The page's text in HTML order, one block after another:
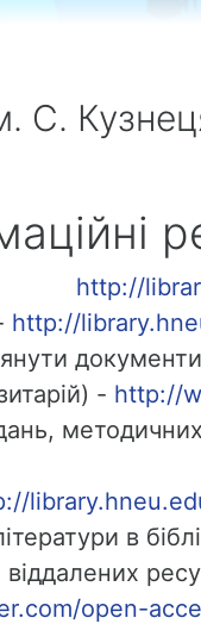
С.
http://
http://
- http://
в
open-